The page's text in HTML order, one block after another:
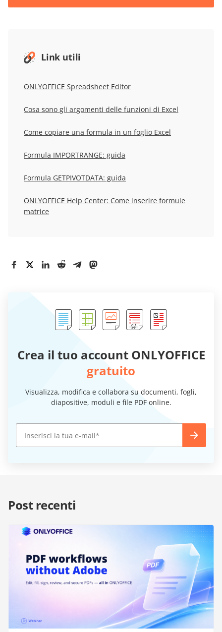
Link utili
ONLYOFFICE Spreadsheet Editor
Cosa sono gli argomenti delle funzioni di Excel
Come copiare una formula in un foglio Excel
Formula IMPORTRANGE: guida
Formula GETPIVOTDATA: guida
ONLYOFFICE Help Center: Come inserire formule
matrice
Crea il tuo account ONLYOFFICE
gratuito
Visualizza, modifica e collabora su documenti, fogli,
diapositive, moduli e file PDF online.
Post recenti